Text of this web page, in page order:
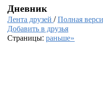
Дневник
Лента друзей /Полная
Добавить в друзья
Страницы: раньше»